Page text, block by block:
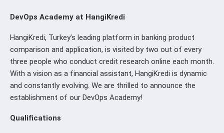
DevOps Academy at HangiKredi
HangiKredi, Turkey’s leading platform in banking product
comparison and application, is visited by two out of every
three people who conduct credit research online each month.
With a vision as a financial assistant, HangiKredi is dynamic
and constantly evolving. We are thrilled to announce the
establishment of our DevOps Academy!
Qualifications